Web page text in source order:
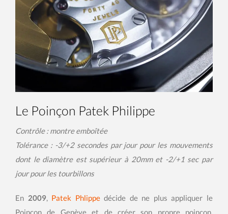
Le Poinçon Patek Philippe
Contrôle : montre emboîtée
Tolérance : -3/+2 secondes par jour pour les mouvements
dont le diamètre est supérieur à 20mm et -2/+1 sec par
jour pour les tourbillons
En 2009, Patek Phlippedécide de ne plus appliquer le
Poinçon de Genève et de créer son propre poinçon,